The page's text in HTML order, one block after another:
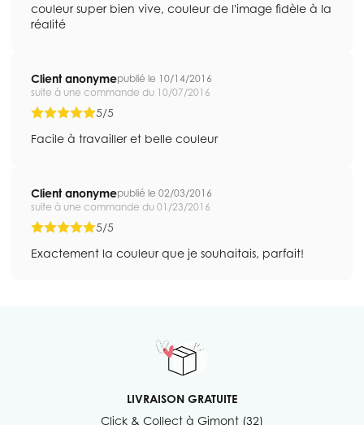
couleur super bien vive, couleur de l'image fidèle à la
réalité
Client anonymepublié le 10/14/2016
suite à une commande du 10/07/2016
5/5
Facile à travailler et belle couleur
Client anonymepublié le 02/03/2016
suite à une commande du 01/23/2016
5/5
Exactement la couleur que je souhaitais, parfait!
LIVRAISON GRATUITE
Click & Collect à Gimont (32)